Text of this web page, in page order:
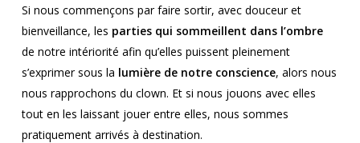
Si nous commençons par faire sortir, avec douceur et
bienveillance, les parties qui sommeillent dans l’ombre
de notre intériorité afin qu’elles puissent pleinement
s’exprimer sous la lumière de notre conscience, alors nous
nous rapprochons du clown. Et si nous jouons avec elles
tout en les laissant jouer entre elles, nous sommes
pratiquement arrivés à destination.